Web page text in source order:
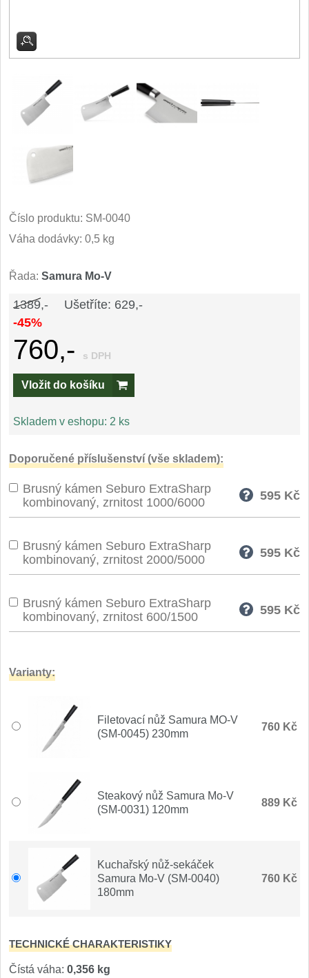
nože
Kuchyňské příslušenství
Zavírací nože
Kapesní
Taktické 3
Nože s pevnou čepelí
Taktické 8
Outdoorové
Speciální nože
Vrhací nože 12
Záchranářské 4
Ostřiče nožů 8
Brusné kameny 3
Doplňky a díly 4
Nože SEBURO
Nože Seburo SARADA 93
Nože Seburo HOKORI 37
Nože Seburo WEST 21
Nože Tojiro
Nože Tojiro Shippu
Nože Tojiro Zen 1
Číslo produktu: SM-0040
Váha dodávky: 0,5 kg
Řada: Samura Mo-V
1389,- Ušetříte: 629,-
-45%
760,- s DPH
Vložit do košíku
Skladem v eshopu: 2 ks
Doporučené příslušenství (vše skladem):
Brusný kámen Seburo ExtraSharp
kombinovaný, zrnitost 1000/6000
595 Kč
Brusný kámen Seburo ExtraSharp
kombinovaný, zrnitost 2000/5000
595 Kč
Brusný kámen Seburo ExtraSharp
kombinovaný, zrnitost 600/1500
595 Kč
Varianty:
Filetovací nůž Samura MO-V
(SM-0045) 230mm
760 Kč
Steakový nůž Samura Mo-V
(SM-0031) 120mm
889 Kč
Kuchařský nůž-sekáček
Samura Mo-V (SM-0040)
180mm
760 Kč
TECHNICKÉ CHARAKTERISTIKY
Čístá váha: 0,356 kg